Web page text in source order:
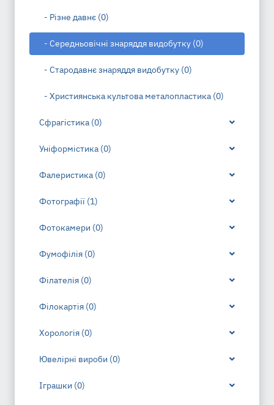
- Різне давнє (0)
- Середньовічні знаряддя видобутку (0)
- Стародавнє знаряддя видобутку (0)
- Християнська культова металопластика (0)
Сфрагістика (0)
Уніформістика (0)
Фалеристика (0)
Фотографії (1)
Фотокамери (0)
Фумофілія (0)
Філателія (0)
Філокартія (0)
Хорологія (0)
Ювелірні вироби (0)
Іграшки (0)